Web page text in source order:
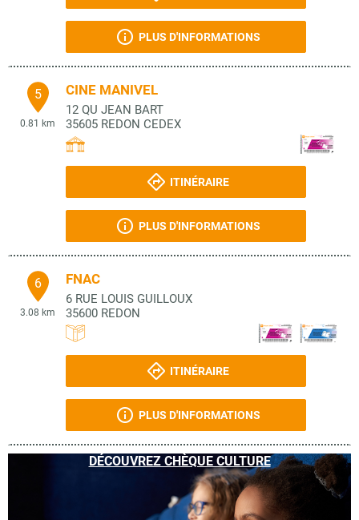
PLUS D'INFORMATIONS
5
0.81 km
CINE MANIVEL
12 QU JEAN BART
35605 REDON CEDEX
ITINÉRAIRE
PLUS D'INFORMATIONS
6
3.08 km
FNAC
6 RUE LOUIS GUILLOUX
35600 REDON
ITINÉRAIRE
PLUS D'INFORMATIONS
DÉCOUVREZ CHÈQUE CULTURE